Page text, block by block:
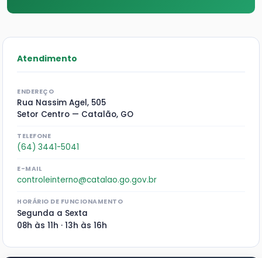
Atendimento
ENDEREÇO
Rua Nassim Agel, 505
Setor Centro — Catalão, GO
TELEFONE
(64) 3441-5041
E-MAIL
controleinterno@catalao.go.gov.br
HORÁRIO DE FUNCIONAMENTO
Segunda a Sexta
08h às 11h · 13h às 16h